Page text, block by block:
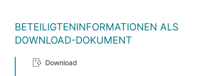
BETEILIGTENINFORMATIONEN ALS
DOWNLOAD-DOKUMENT
Download